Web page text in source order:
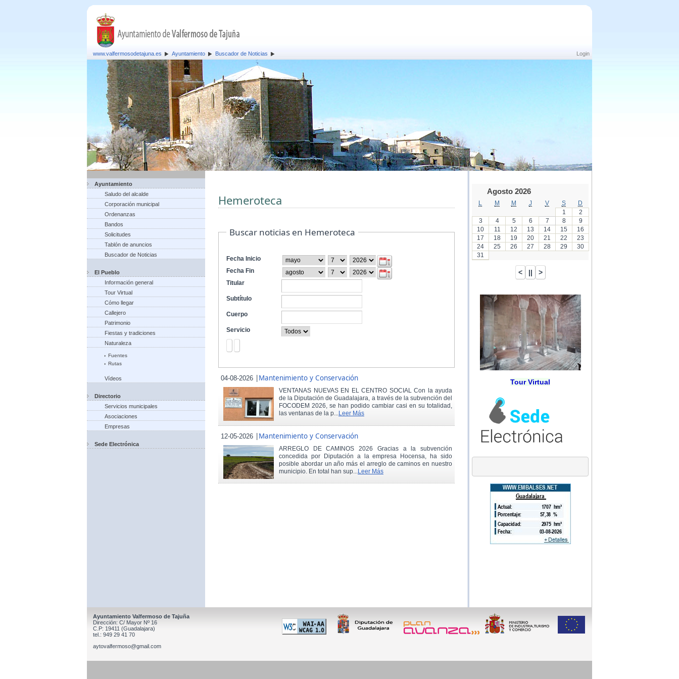
Login
www.valfermosodetajuna.es Ayuntamiento Buscador de Noticias
Ayuntamiento
Saludo del alcalde
Corporación municipal
Ordenanzas
Bandos
Solicitudes
Tablón de anuncios
Buscador de Noticias
El Pueblo
Información general
Tour Virtual
Cómo llegar
Callejero
Patrimonio
Fiestas y tradiciones
Naturaleza
Fuentes
Rutas
Vídeos
Directorio
Servicios municipales
Asociaciones
Empresas
Sede Electrónica
Hemeroteca
Buscar noticias en Hemeroteca
Fecha Inicio
Fecha Fin
Titular
Subtítulo
Cuerpo
Servicio
04-08-2026 |Mantenimiento y Conservación
VENTANAS NUEVAS EN EL CENTRO SOCIAL Con la ayuda
de la Diputación de Guadalajara, a través de la subvención del
FOCODEM 2026, se han podido cambiar casi en su totalidad,
las ventanas de la p...Leer Más
12-05-2026 |Mantenimiento y Conservación
ARREGLO DE CAMINOS 2026 Gracias a la subvención
concedida por Diputación a la empresa Hocensa, ha sido
posible abordar un año más el arreglo de caminos en nuestro
municipio. En total han sup... Leer Más
Agosto 2026
M M J V S
D
1
2
3
4 5 6 7 8
9
10
11 12 13 14 15
16
17
18 19 20 21 22
23
24
25 26 27 28 29
30
31
Tour Virtual
Ayuntamiento Valfermoso de Tajuña
Dirección: C/ Mayor Nº 16
C.P: 19411 (Guadalajara)
tel.: 949 29 41 70
aytovalfermoso@gmail.com